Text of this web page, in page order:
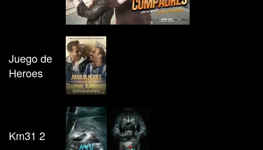
Juego de
Heroes
Km31 2